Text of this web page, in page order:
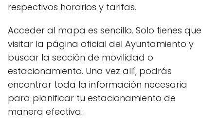
respectivos horarios y tarifas.
Acceder al mapa es sencillo. Solo tienes que
visitar la página oficial del Ayuntamiento y
buscar la sección de movilidad o
estacionamiento. Una vez allí, podrás
encontrar toda la información necesaria
para planificar tu estacionamiento de
manera efectiva.